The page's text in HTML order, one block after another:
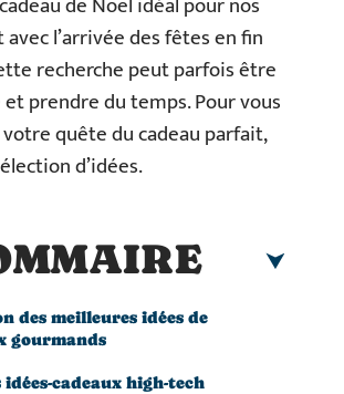
avec l’arrivée des fêtes en fin
recherche peut parfois être
prendre du temps. Pour vous
quête du cadeau parfait,
d’idées.
des meilleures idées de
gourmands
idées-cadeaux high-tech